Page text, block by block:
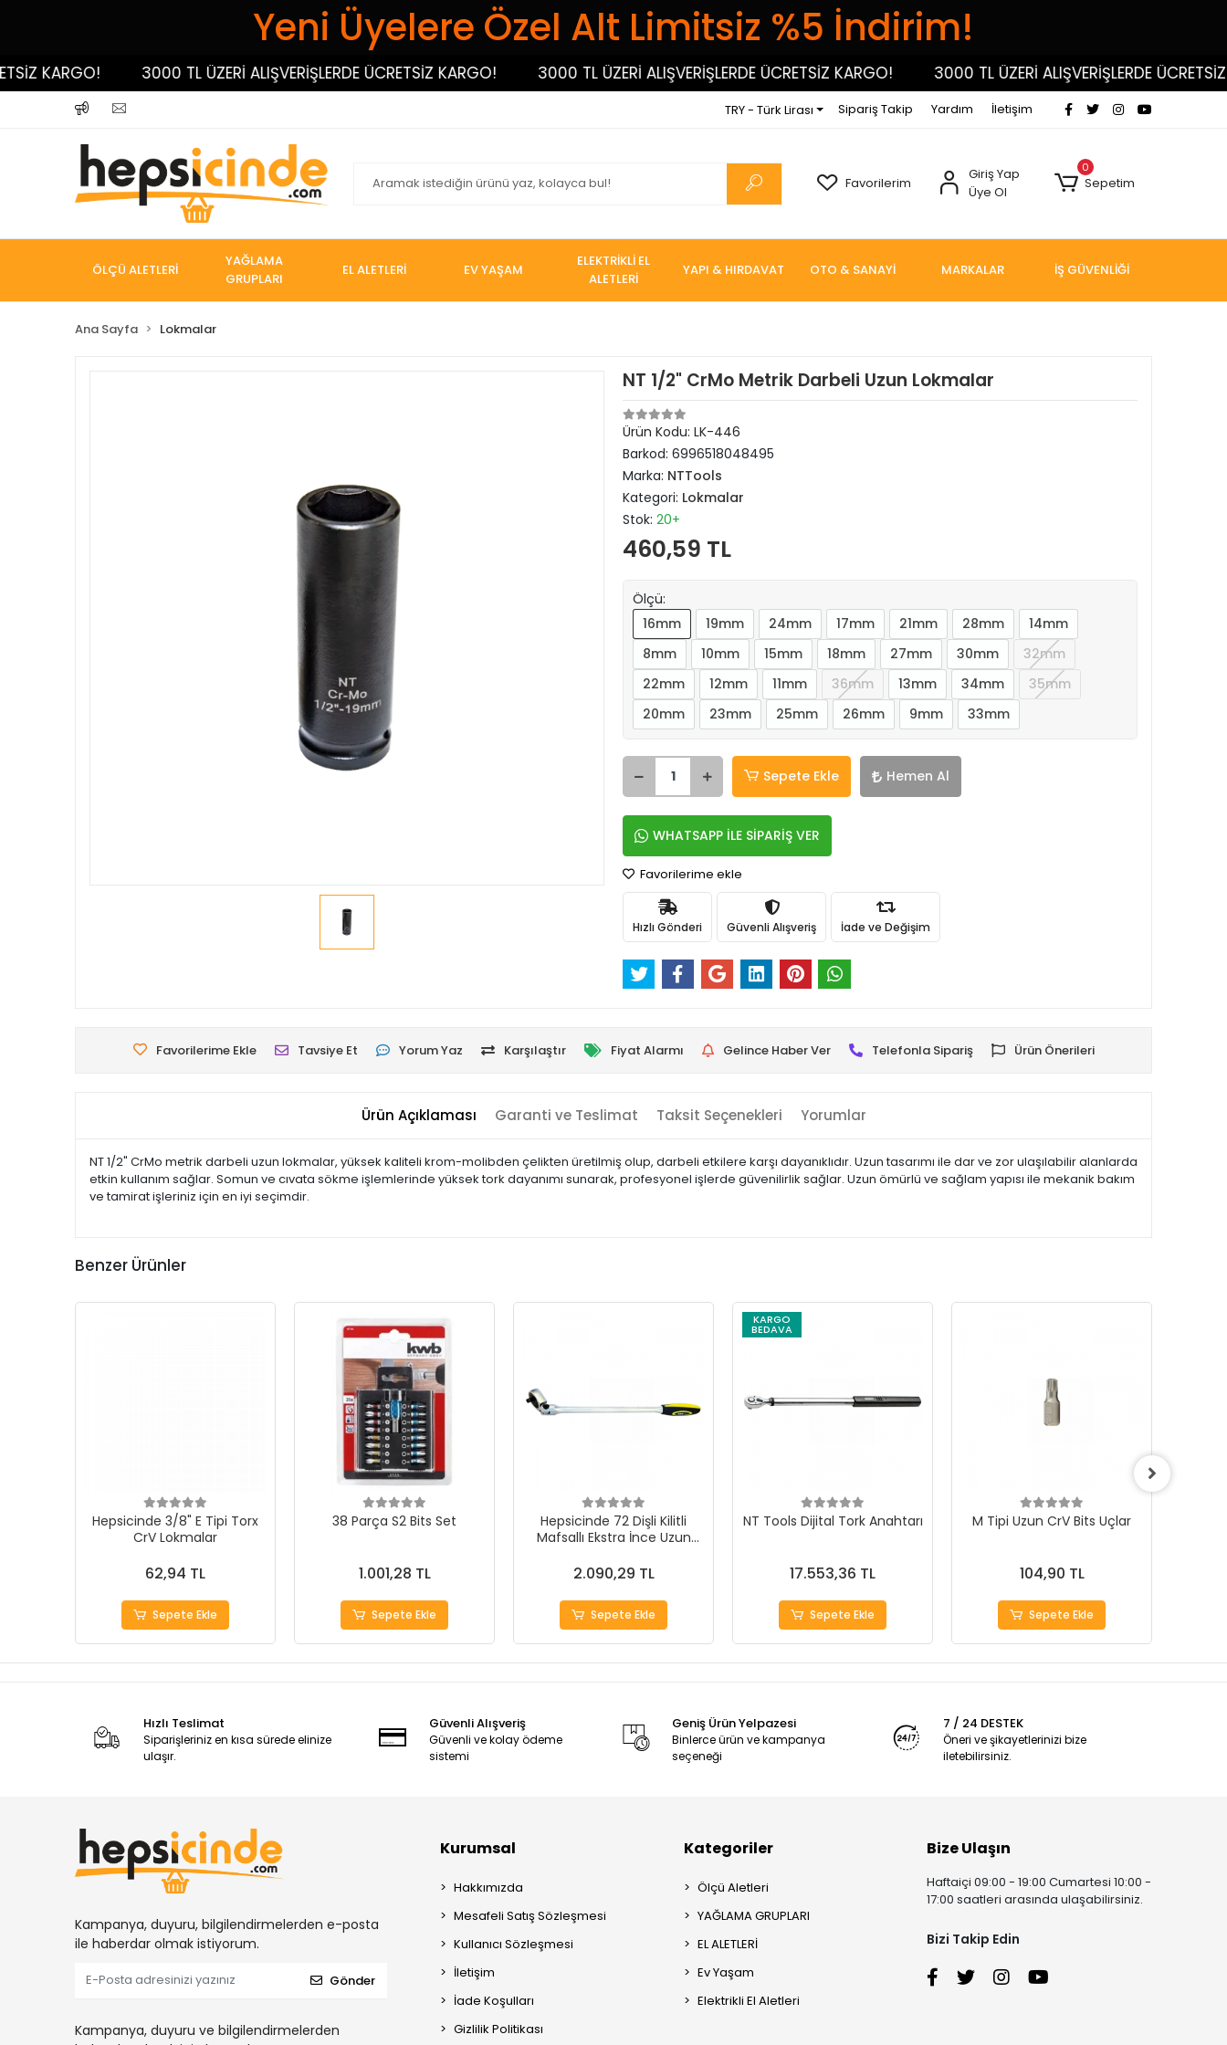
Yeni Üyelere Özel Alt Limitsiz %5 İndirim!
KARGO! 3000 TL ÜZERİ ALIŞVERİŞLERDE ÜCRETSİZ KARGO! 3000 TL ÜZERİ ALIŞVERİŞLERDE ÜCRETSİZ KARGO! 3000 TL ÜZERİ ALIŞVERİŞLERDE ÜCRETSİZ
TRY - Türk Lirası Sipariş Takip Yardım İletişim
Favorilerim
Giriş Yap
Üye Ol
0
Sepetim
ÖLÇÜ ALETLERİ
YAĞLAMA
GRUPLARI
EL ALETLERİ EV YAŞAM
ELEKTRİKLİ EL
ALETLERİ
YAPI & HIRDAVAT OTO & SANAYİ MARKALAR İŞ GÜVENLİĞİ
Ana Sayfa Lokmalar
NT 1/2" CrMo Metrik Darbeli Uzun Lokmalar
Ürün Kodu: LK-446
Barkod: 6996518048495
Marka: NTTools
Kategori: Lokmalar
Stok: 20+
460,59 TL
Ölçü:
16mm
19mm 24mm 17mm 21mm 28mm
14mm
8mm
10mm 15mm 18mm 27mm 30mm
32mm
22mm
12mm 11mm 36mm 13mm 34mm
35mm
20mm
23mm 25mm 26mm 9mm 33mm
Sepete Ekle Hemen Al
WHATSAPP İLE SİPARİŞ VER
Favorilerime ekle
Hızlı Gönderi Güvenli Alışveriş İade ve Değişim
Favorilerime Ekle Tavsiye Et Yorum Yaz Karşılaştır Fiyat Alarmı Gelince Haber Ver Telefonla Sipariş Ürün Önerileri
Ürün Açıklaması Garanti ve Teslimat Taksit Seçenekleri Yorumlar
NT 1/2" CrMo metrik darbeli uzun lokmalar, yüksek kaliteli krom-molibden çelikten üretilmiş olup, darbeli etkilere karşı dayanıklıdır. Uzun tasarımı ile dar ve zor ulaşılabilir alanlarda
etkin kullanım sağlar. Somun ve cıvata sökme işlemlerinde yüksek tork dayanımı sunarak, profesyonel işlerde güvenilirlik sağlar. Uzun ömürlü ve sağlam yapısı ile mekanik bakım
ve tamirat işleriniz için en iyi seçimdir.
Benzer Ürünler
Hepsicinde 3/8" E Tipi Torx
CrV Lokmalar
62,94 TL
Sepete Ekle
38 Parça S2 Bits Set
1.001,28 TL
Sepete Ekle
Hepsicinde 72 Dişli Kilitli
Mafsallı Ekstra İnce Uzun
2.090,29 TL
Sepete Ekle
KARGO
BEDAVA
NT Tools Dijital Tork Anahtarı
17.553,36 TL
Sepete Ekle
M Tipi Uzun CrV Bits Uçlar
104,90 TL
Sepete Ekle
Hızlı Teslimat
Siparişleriniz en kısa sürede elinize
ulaşır.
Güvenli Alışveriş
Güvenli ve kolay ödeme
sistemi
Geniş Ürün Yelpazesi
Binlerce ürün ve kampanya
seçeneği
7 / 24 DESTEK
Öneri ve şikayetlerinizi bize
iletebilirsiniz.
Kampanya, duyuru, bilgilendirmelerden e-posta
ile haberdar olmak istiyorum.
Gönder
Kampanya, duyuru ve bilgilendirmelerden
Kurumsal
Hakkımızda
Mesafeli Satış Sözleşmesi
Kullanıcı Sözleşmesi
İletişim
İade Koşulları
Gizlilik Politikası
Kategoriler
Ölçü Aletleri
YAĞLAMA GRUPLARI
EL ALETLERİ
Ev Yaşam
Elektrikli El Aletleri
Bize Ulaşın
Haftaiçi 09:00 - 19:00 Cumartesi 10:00 -
17:00 saatleri arasında ulaşabilirsiniz.
Bizi Takip Edin